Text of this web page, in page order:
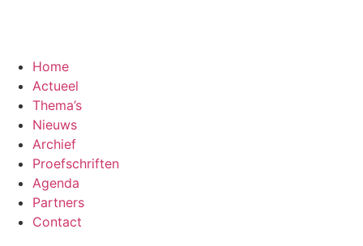
Home
Actueel
Thema’s
Nieuws
Archief
Proefschriften
Agenda
Partners
Contact